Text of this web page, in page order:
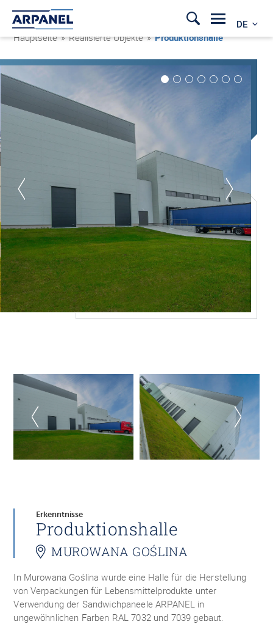
DE
Hauptseite » Realisierte Objekte »Produktionshalle
Erkenntnisse
Produktionshalle
MUROWANA GOŚLINA
In Murowana Goślina wurde eine Halle für die Herstellung
von Verpackungen für Lebensmittelprodukte unter
Verwendung der Sandwichpaneele ARPANEL in
ungewöhnlichen Farben RAL 7032 und 7039 gebaut.